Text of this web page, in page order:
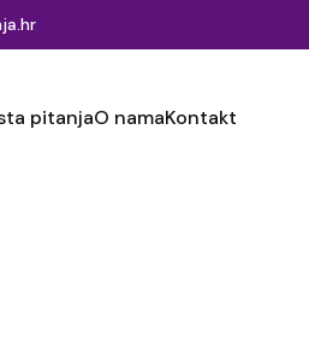
pitanjaO namaKontakt